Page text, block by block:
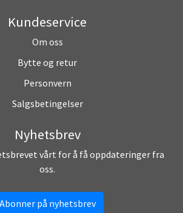
Kundeservice
Om oss
Bytte og retur
Personvern
Salgsbetingelser
Nyhetsbrev
vårt for å få oppdateringer fra
oss.
Abonner på nyhetsbrev